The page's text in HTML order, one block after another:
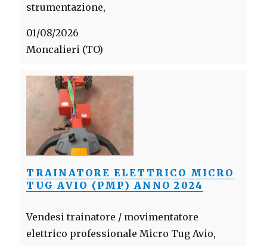
strumentazione,
01/08/2026
Moncalieri (TO)
TRAINATORE ELETTRICO MICRO
TUG AVIO (PMP) ANNO 2024
Vendesi trainatore / movimentatore
elettrico professionale Micro Tug Avio,